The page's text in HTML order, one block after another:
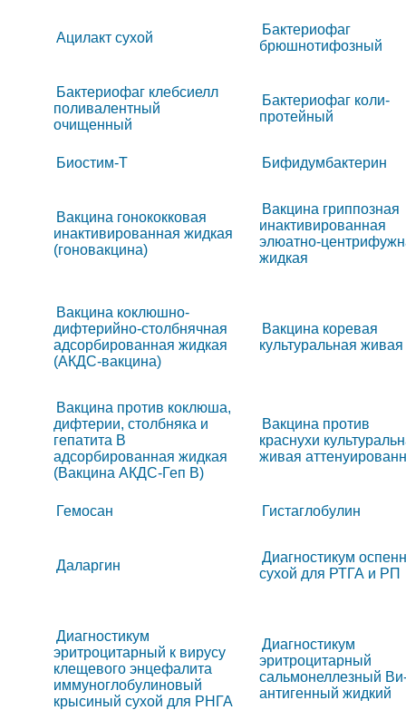
Ацилакт сухой
Бактериофаг
брюшнотифозный
Бактериофаг клебсиелл
поливалентный
очищенный
Бактериофаг коли-
протейный
Биостим-Т Бифидумбактерин
Вакцина гонококковая
инактивированная жидкая
(гоновакцина)
Вакцина гриппозная
инактивированная
элюатно-
жидкая
Вакцина коклюшно-
дифтерийно-столбнячная
адсорбированная жидкая
(АКДС-вакцина)
Вакцина коревая
культуральная живая
Вакцина против коклюша,
дифтерии, столбняка и
гепатита B
адсорбированная жидкая
(Вакцина АКДС-Геп B)
Вакцина против
краснухи
живая
Гемосан Гистаглобулин
Даларгин
Диагностикум
сухой для РТГА и РП
Диагностикум
эритроцитарный к вирусу
клещевого энцефалита
иммуноглобулиновый
крысиный сухой для РНГА
Диагностикум
эритроцитарный
сальмонеллезный
антигенный жидкий